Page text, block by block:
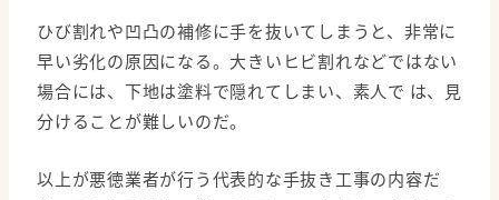
ひび割れや凹凸の補修に手を抜いてしまうと、非常に
早い劣化の原因になる。大きいヒビ割れなどではない
場合には、下地は塗料で隠れてしまい、素人で は、見
分けることが難しいのだ。
以上が悪徳業者が行う代表的な手抜き工事の内容だ